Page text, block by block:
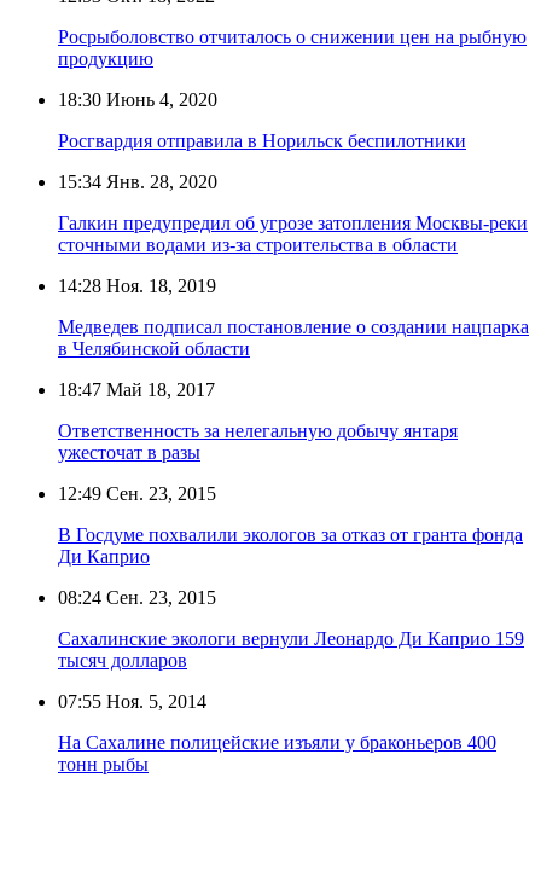
Росрыболовство отчиталось о снижении цен на рыбную
продукцию
18:30 Июнь 4, 2020
Росгвардия отправила в Норильск беспилотники
15:34 Янв. 28, 2020
Галкин предупредил об угрозе затопления Москвы-реки
сточными водами из-за строительства в области
14:28 Ноя. 18, 2019
Медведев подписал постановление о создании нацпарка
в Челябинской области
18:47 Май 18, 2017
Ответственность за нелегальную добычу янтаря
ужесточат в разы
12:49 Сен. 23, 2015
В Госдуме похвалили экологов за отказ от гранта фонда
Ди Каприо
08:24 Сен. 23, 2015
Сахалинские экологи вернули Леонардо Ди Каприо 159
тысяч долларов
07:55 Ноя. 5, 2014
На Сахалине полицейские изъяли у браконьеров 400
тонн рыбы